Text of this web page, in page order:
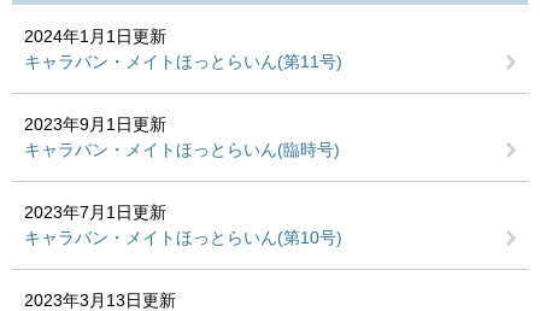
2024年1月1日更新
キャラバン・メイトほっとらいん(第11号)
2023年9月1日更新
キャラバン・メイトほっとらいん(臨時号)
2023年7月1日更新
キャラバン・メイトほっとらいん(第10号)
2023年3月13日更新